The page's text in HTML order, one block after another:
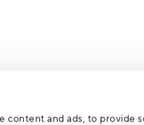
content and ads, to provide